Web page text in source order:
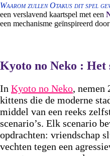
Waarom zullen Otakus dit spel
een verslavend kaartspel met een
een mechanisme geïnspireerd
Kyoto no Neko : Het
In Kyoto no Neko, nemen
kittens die de moderne
middel van een reeks
scenario’s. Elk scenario
opdrachten: vriendschap
vechten tegen een